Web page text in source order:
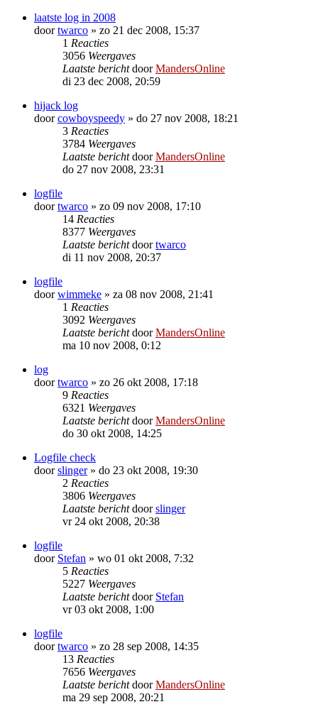
laatste log in 2008
doortwarco » zo 21 dec 2008, 15:37
1 Reacties
3056 Weergaves
Laatste berichtdoorMandersOnline
di 23 dec 2008, 20:59
hijack log
doorcowboyspeedy » do 27 nov 2008, 18:21
3 Reacties
3784 Weergaves
Laatste berichtdoorMandersOnline
do 27 nov 2008, 23:31
logfile
doortwarco » zo 09 nov 2008, 17:10
14 Reacties
8377 Weergaves
Laatste berichtdoortwarco
di 11 nov 2008, 20:37
logfile
doorwimmeke » za 08 nov 2008, 21:41
1 Reacties
3092 Weergaves
Laatste berichtdoorMandersOnline
ma 10 nov 2008, 0:12
log
doortwarco » zo 26 okt 2008, 17:18
9 Reacties
6321 Weergaves
Laatste berichtdoorMandersOnline
do 30 okt 2008, 14:25
Logfile check
doorslinger» do 23 okt 2008, 19:30
2 Reacties
3806 Weergaves
Laatste berichtdoorslinger
vr 24 okt 2008, 20:38
logfile
door Stefan » wo 01 okt 2008, 7:32
5 Reacties
5227 Weergaves
Laatste berichtdoor Stefan
vr 03 okt 2008, 1:00
logfile
doortwarco » zo 28 sep 2008, 14:35
13 Reacties
7656 Weergaves
Laatste berichtdoorMandersOnline
ma 29 sep 2008, 20:21